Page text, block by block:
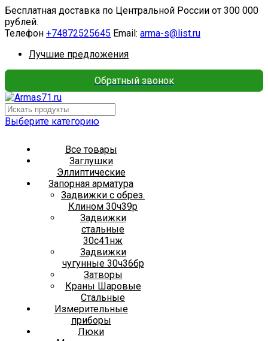
Бесплатная доставка по Центральной России от 300 000
рублей.
Телефон +74872525645 Email: arma-s@list.ru
Лучшие предложения
Обратный звонок
Выберите категорию
Все товары
Заглушки
Эллиптические
Запорная арматура
Задвижки с обрез.
Клином 30ч39р
Задвижки
стальные
30с41нж
Задвижки
чугунные 30ч36бр
Затворы
Краны Шаровые
Стальные
Измерительные
приборы
Люки